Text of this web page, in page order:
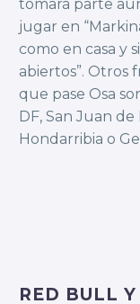
tomará parte
jugar en
como en casa y
abiertos”. Otros
que pase Osa
DF, San Juan
Hondarribia o
RED BULL